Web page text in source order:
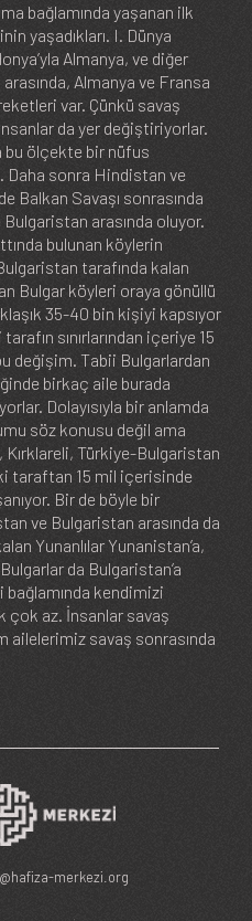
bağlamında yaşanan ilk
yaşadıkları. I. Dünya
Almanya, ve diğer
Almanya ve Fransa
var. Çünkü savaş
da yer değiştiriyorlar.
bu ölçekte bir nüfus
sonra Hindistan ve
Balkan Savaşı sonrasında
arasında oluyor.
bulunan köylerin
tarafında kalan
Bulgar köyleri oraya gönüllü
35-40 bin kişiyi kapsıyor
sınırlarından içeriye 15
değişim. Tabii Bulgarlardan
birkaç aile burada
Dolayısıyla bir anlamda
söz konusu değil ama
Türkiye-Bulgaristan
iki taraftan 15 mil içerisinde
Bir de böyle bir
ve Bulgaristan arasında da
Yunanlılar Yunanistan’a,
da Bulgaristan’a
bağlamında kendimizi
çok az. İnsanlar savaş
ailelerimiz savaş sonrasında
merkezi.org